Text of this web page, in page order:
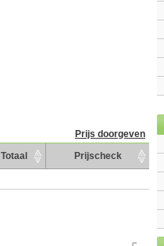
Prijs doorgeven
Totaal Prijscheck